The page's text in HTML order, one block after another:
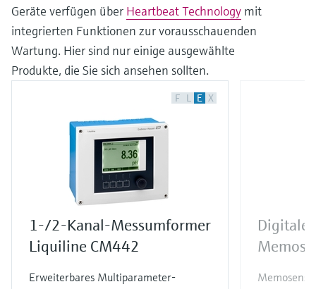
Geräte verfügen über Heartbeat Technology mit
integrierten Funktionen zur vorausschauenden
Wartung. Hier sind nur einige ausgewählte
Produkte, die Sie sich ansehen sollten.
F L E X
1-/2-Kanal-Messumformer
Liquiline CM442
Erweiterbares Multiparameter-
Memosens